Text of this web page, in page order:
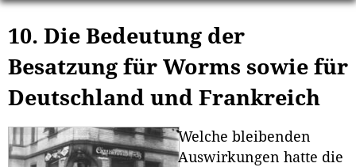
10. Die Bedeutung der
Besatzung für Worms sowie für
Deutschland und Frankreich
Welche bleibenden
Auswirkungen hatte die